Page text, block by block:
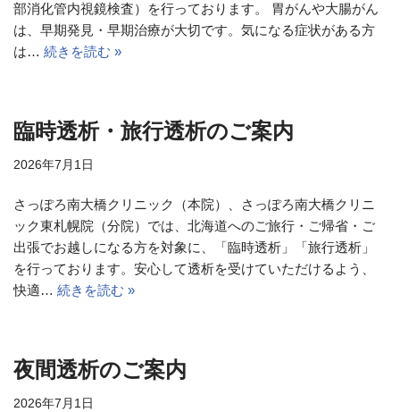
部消化管内視鏡検査）を行っております。 胃がんや大腸がん
は、早期発見・早期治療が大切です。気になる症状がある方
は… 続きを読む »
臨時透析・旅行透析のご案内
2026年7月1日
さっぽろ南大橋クリニック（本院）、さっぽろ南大橋クリニ
ック東札幌院（分院）では、北海道へのご旅行・ご帰省・ご
出張でお越しになる方を対象に、「臨時透析」「旅行透析」
を行っております。安心して透析を受けていただけるよう、
快適… 続きを読む »
夜間透析のご案内
2026年7月1日